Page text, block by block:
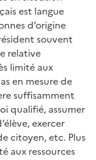
est langue
d’origine
souvent
relative
limité aux
en mesure de
suffisamment
qualifié, assumer
exercer
citoyen, etc. Plus
aux ressources